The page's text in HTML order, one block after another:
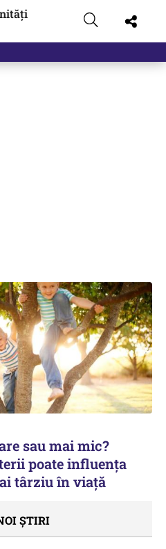
sau mai mic?
poate influența
târziu în viață
ȘTIRI